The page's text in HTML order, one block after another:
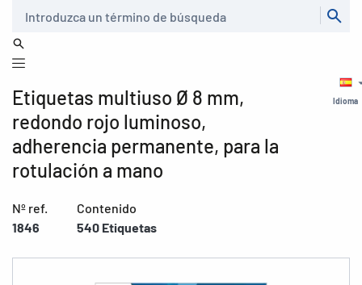
Idioma
Etiquetas multiuso Ø 8 mm,
redondo rojo luminoso,
adherencia permanente, para la
rotulación a mano
Nº ref.
1846
Contenido
540 Etiquetas